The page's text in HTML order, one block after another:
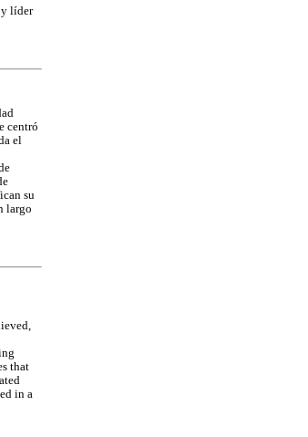
y líder
centró
el
su
largo
that
in a